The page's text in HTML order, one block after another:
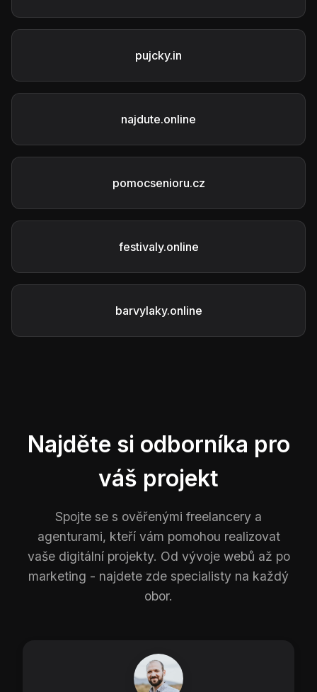
pujcky.in
najdute.online
pomocsenioru.cz
festivaly.online
barvylaky.online
Najděte si odborníka pro
váš projekt
Spojte se s ověřenými freelancery a
agenturami, kteří vám pomohou realizovat
vaše digitální projekty. Od vývoje webů až po
marketing - najdete zde specialisty na každý
obor.